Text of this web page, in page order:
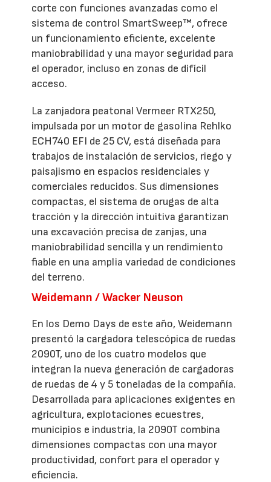
corte con funciones avanzadas como el
sistema de control SmartSweep™, ofrece
un funcionamiento eficiente, excelente
maniobrabilidad y una mayor seguridad para
el operador, incluso en zonas de difícil
acceso.
La zanjadora peatonal Vermeer RTX250,
impulsada por un motor de gasolina Rehlko
ECH740 EFI de 25 CV, está diseñada para
trabajos de instalación de servicios, riego y
paisajismo en espacios residenciales y
comerciales reducidos. Sus dimensiones
compactas, el sistema de orugas de alta
tracción y la dirección intuitiva garantizan
una excavación precisa de zanjas, una
maniobrabilidad sencilla y un rendimiento
fiable en una amplia variedad de condiciones
del terreno.
Weidemann / Wacker Neuson
En los Demo Days de este año, Weidemann
presentó la cargadora telescópica de ruedas
2090T, uno de los cuatro modelos que
integran la nueva generación de cargadoras
de ruedas de 4 y 5 toneladas de la compañía.
Desarrollada para aplicaciones exigentes en
agricultura, explotaciones ecuestres,
municipios e industria, la 2090T combina
dimensiones compactas con una mayor
productividad, confort para el operador y
eficiencia.